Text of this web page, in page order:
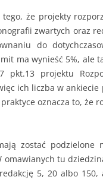
tego, że projekty
zwartych oraz
do
ma wynieść 5%, ale
pkt.13 projektu
ich liczba w
oznacza to, że
zostać podzielone
omawianych tu
5, 20 albo 150,